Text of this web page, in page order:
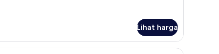
Lihat harga
et jardin privé | Teras/patio Suite Deluxe avec piscine privée chauffée